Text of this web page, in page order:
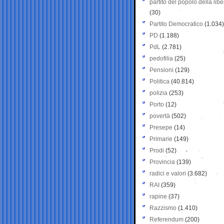
partito del popolo della
(30)
Partito Democratico (1.034)
PD (1.188)
PdL (2.781)
pedofilia (25)
Pensioni (129)
Politica (40.814)
polizia (253)
Porto (12)
povertà (502)
Presepe (14)
Primarie (149)
Prodi (52)
Provincia (139)
radici e valori (3.682)
RAI (359)
rapine (37)
Razzismo (1.410)
Referendum (200)